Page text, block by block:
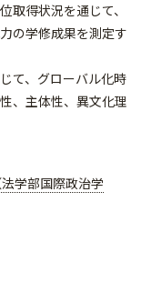
取得状況を通じて、
の学修成果を測定す
て、グローバル化時
、主体性、異文化理
学部国際政治学